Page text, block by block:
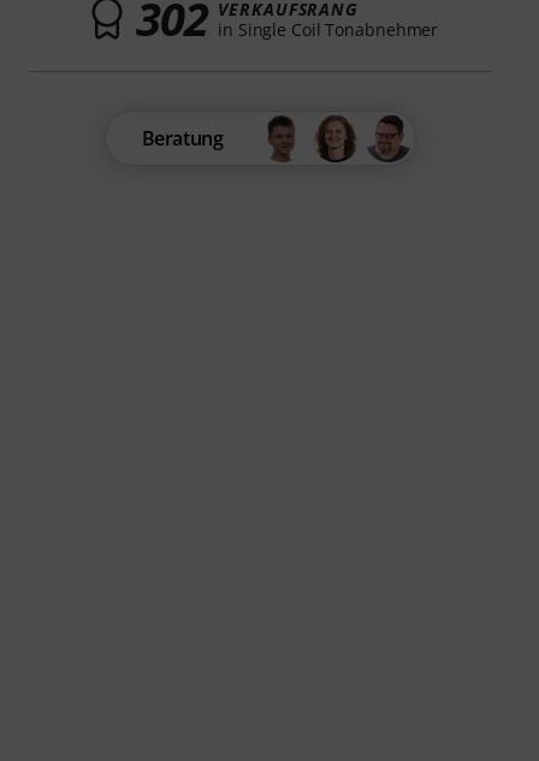
302 VERKAUFSRANG
in Single Coil Tonabnehmer
Beratung